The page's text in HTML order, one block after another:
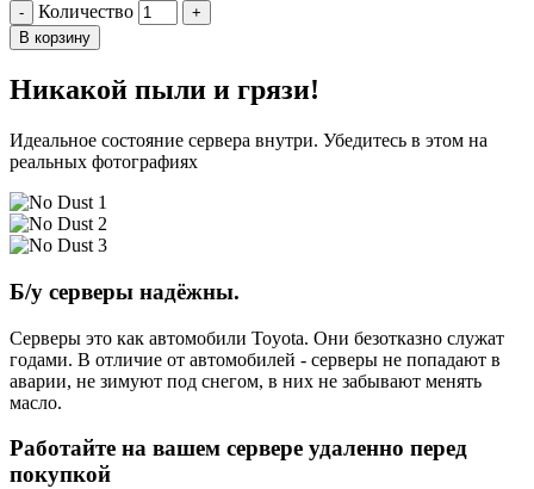
- Количество
+
В корзину
Никакой пыли и грязи!
Идеальное состояние сервера внутри. Убедитесь в этом на
реальных фотографиях
Б/у серверы надёжны.
Серверы это как автомобили Toyota. Они безотказно служат
годами. В отличие от автомобилей - серверы не попадают в
аварии, не зимуют под снегом, в них не забывают менять
масло.
Работайте на вашем сервере удаленно перед
покупкой